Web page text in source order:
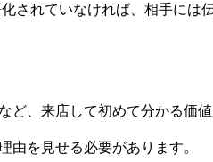
されていなければ、相手には
ど、来店して初めて分かる価
由を見せる必要があります。